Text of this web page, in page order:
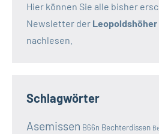
Hier können Sie alle bisher
Newsletter der
nachlesen.
Schlagwörter
Asemissen B66n Bechterdissen